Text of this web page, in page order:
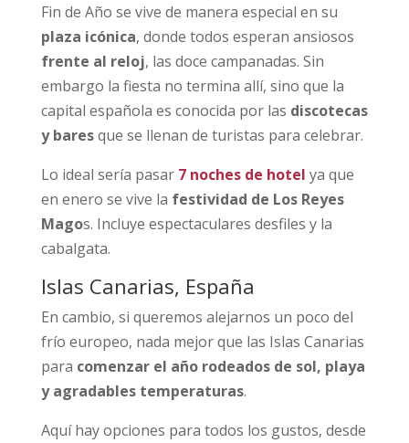
Fin de Año se vive de manera especial en su
plaza icónica, donde todos esperan ansiosos
frente al reloj, las doce campanadas. Sin
embargo la fiesta no termina allí, sino que la
capital española es conocida por las discotecas
y baresque se llenan de turistas para celebrar.
Lo ideal sería pasar 7 noches de hotel ya que
en enero se vive la festividad de Los Reyes
Magos. Incluye espectaculares desfiles y la
cabalgata.
Islas Canarias, España
En cambio, si queremos alejarnos un poco del
frío europeo, nada mejor que las Islas Canarias
para comenzar el año rodeados de sol, playa
y agradables temperaturas.
Aquí hay opciones para todos los gustos, desde